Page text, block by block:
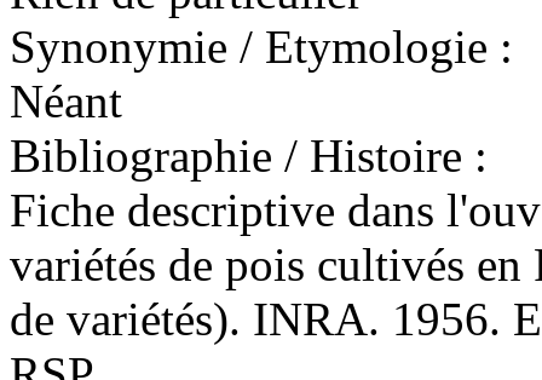
Synonymie / Etymologie :
Néant
Bibliographie / Histoire :
Fiche descriptive dans
variétés de pois cultivés
de variétés). INRA. 1956.